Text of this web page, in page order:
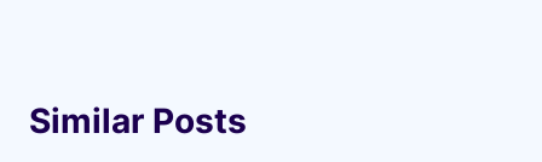
Similar Posts